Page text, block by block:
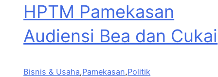
HPTM Pamekasan
Audiensi Bea dan Cukai
Bisnis & Usaha,Pamekasan,Politik